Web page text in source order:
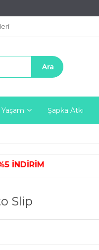
Yaşam Şapka Atkı
Slip